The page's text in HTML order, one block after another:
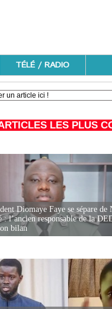
TÉLÉ / RADIO
LES PLUS
Diomaye Faye se sépare de
: l’ancien responsable de la
bilan